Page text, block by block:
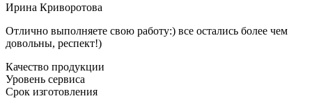
Ирина Криворотова
Отлично выполняете свою работу:) все остались более чем
довольны, респект!)
Качество продукции
Уровень сервиса
Срок изготовления